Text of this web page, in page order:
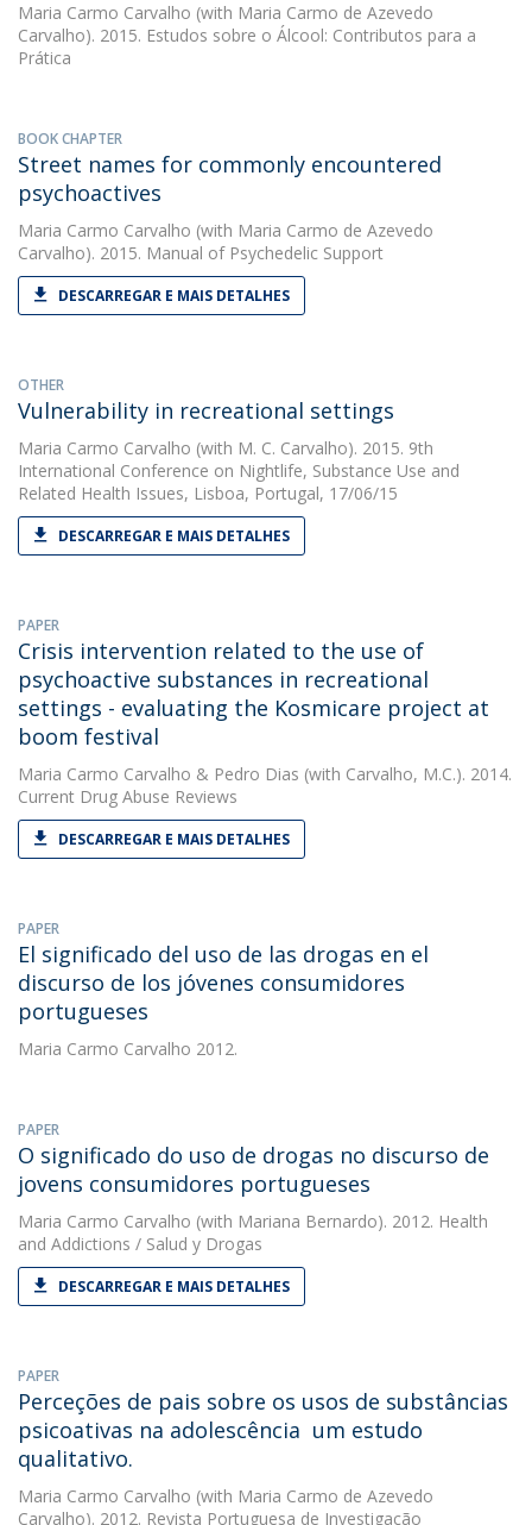
Maria Carmo Carvalho (with Maria Carmo de Azevedo
Carvalho). 2015. Estudos sobre o Álcool: Contributos para a
Prática
BOOK CHAPTER
Street names for commonly encountered
psychoactives
Maria Carmo Carvalho (with Maria Carmo de Azevedo
Carvalho). 2015. Manual of Psychedelic Support
DESCARREGAR E MAIS DETALHES
OTHER
Vulnerability in recreational settings
Maria Carmo Carvalho (with M. C. Carvalho). 2015. 9th
International Conference on Nightlife, Substance Use and
Related Health Issues, Lisboa, Portugal, 17/06/15
DESCARREGAR E MAIS DETALHES
PAPER
Crisis intervention related to the use of
psychoactive substances in recreational
settings - evaluating the Kosmicare project at
boom festival
Maria Carmo Carvalho & Pedro Dias (with Carvalho, M.C.). 2014.
Current Drug Abuse Reviews
DESCARREGAR E MAIS DETALHES
PAPER
El significado del uso de las drogas en el
discurso de los jóvenes consumidores
portugueses
Maria Carmo Carvalho 2012.
PAPER
O significado do uso de drogas no discurso de
jovens consumidores portugueses
Maria Carmo Carvalho (with Mariana Bernardo). 2012. Health
and Addictions / Salud y Drogas
DESCARREGAR E MAIS DETALHES
PAPER
Perceções de pais sobre os usos de substâncias
psicoativas na adolescência  um estudo
qualitativo.
Maria Carmo Carvalho (with Maria Carmo de Azevedo
Carvalho). 2012. Revista Portuguesa de Investigação